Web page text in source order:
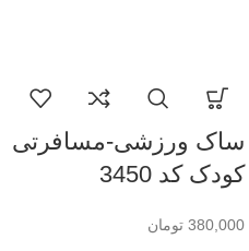
ساک ورزشی-مسافرتی
کودک کد 3450
380,000 تومان